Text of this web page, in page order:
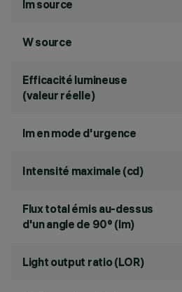
lm source
W source
Efficacité lumineuse
(valeur réelle)
lm en mode d'urgence
Intensité maximale (cd)
Flux total émis au-dessus
d'un angle de 90° (lm)
Light output ratio (LOR)